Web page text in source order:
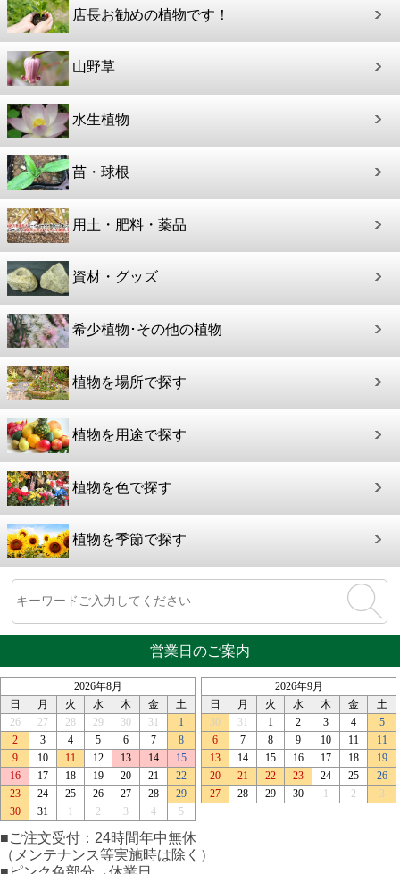
店長お勧めの植物です！
山野草
水生植物
苗・球根
用土・肥料・薬品
資材・グッズ
希少植物･その他の植物
植物を場所で探す
植物を用途で探す
植物を色で探す
植物を季節で探す
営業日のご案内
■ご注文受付：24時間年中無休
（メンテナンス等実施時は除く）